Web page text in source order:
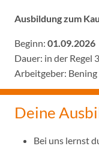
Ausbildung zum
Beginn: 01.09.2026
Dauer: in der Regel
Arbeitgeber: Bening
Deine
Bei uns lernst